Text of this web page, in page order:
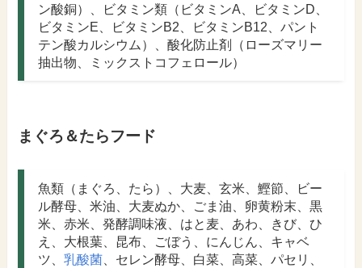
ン酸銅）、ビタミン類（ビタミンA、ビタミンD、
ビタミンE、ビタミンB2、ビタミンB12、パント
テン酸カルシウム）、酸化防止剤（ローズマリー
抽出物、ミックストコフェロール）
まぐろ＆たらフード
魚類（まぐろ、たら）、大麦、玄米、鰹節、ビー
ル酵母、米油、大麦ぬか、ごま油、卵黄粉末、黒
米、赤米、発酵調味液、はと麦、あわ、きび、ひ
え、大根葉、昆布、ごぼう、にんじん、キャベ
ツ、 乳酸菌、セレン酵母、白菜、高菜、パセリ、